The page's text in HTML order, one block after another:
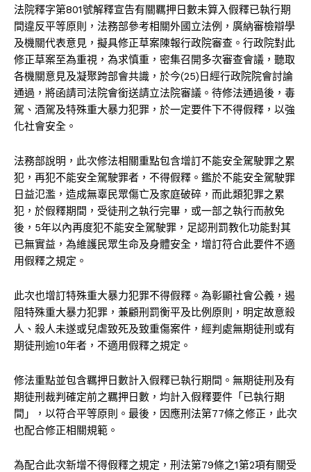
法院釋字第801號解釋宣告有關羈押日數未算入假釋已執行期
間違反平等原則，法務部參考相關外國立法例，廣納審檢辯學
及機關代表意見，擬具修正草案陳報行政院審查。行政院對此
修正草案至為重視，為求慎重，密集召開多次審查會議，聽取
各機關意見及凝聚跨部會共識，於今(25)日經行政院院會討論
通過，將函請司法院會銜送請立法院審議。待修法通過後，毒
駕、酒駕及特殊重大暴力犯罪，於一定要件下不得假釋，以強
化社會安全。
法務部說明，此次修法相關重點包含增訂不能安全駕駛罪之累
犯，再犯不能安全駕駛罪者，不得假釋。鑑於不能安全駕駛罪
日益氾濫，造成無辜民眾傷亡及家庭破碎，而此類犯罪之累
犯，於假釋期間，受徒刑之執行完畢，或一部之執行而赦免
後，5年以內再度犯不能安全駕駛罪，足認刑罰教化功能對其
已無實益，為維護民眾生命及身體安全，增訂符合此要件不適
用假釋之規定。
此次也增訂特殊重大暴力犯罪不得假釋。為彰顯社會公義，遏
阻特殊重大暴力犯罪，兼顧刑罰衡平及比例原則，明定故意殺
人、殺人未遂或兒虐致死及致重傷案件，經判處無期徒刑或有
期徒刑逾10年者，不適用假釋之規定。
修法重點並包含羈押日數計入假釋已執行期間。無期徒刑及有
期徒刑裁判確定前之羈押日數，均計入假釋要件「已執行期
間」，以符合平等原則。最後，因應刑法第77條之修正，此次
也配合修正相關規範。
為配合此次新增不得假釋之規定，刑法第79條之1第2項有關受